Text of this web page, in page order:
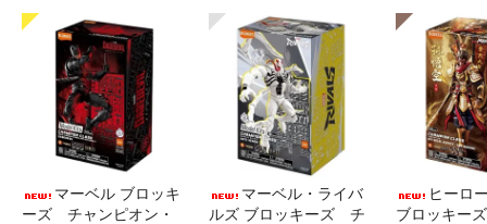
マーベル ブロッキ
ーズ チャンピオン・
マーベル・ライバ
ルズ ブロッキーズ チ
ヒーロ
ブロッキー